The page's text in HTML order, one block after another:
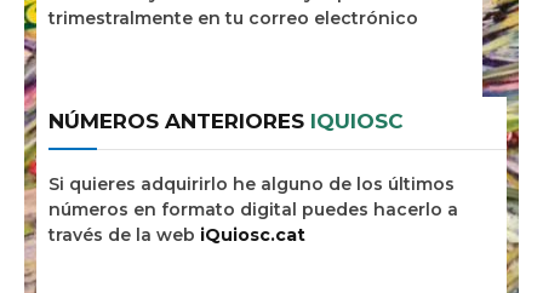
trimestralmente en tu correo electrónico
NÚMEROS ANTERIORES IQUIOSC
Si quieres adquirirlo he alguno de los últimos
números en formato digital puedes hacerlo a
través de la web iQuiosc.cat